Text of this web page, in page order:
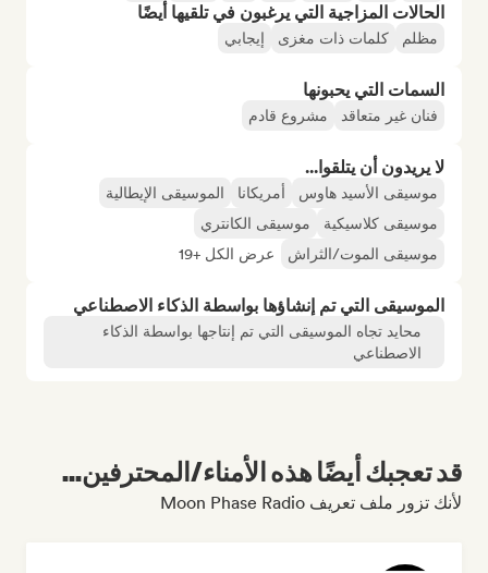
الحالات المزاجية التي يرغبون في تلقيها أيضًا
مظلم كلمات ذات مغزى إيجابي
السمات التي يحبونها
فنان غير متعاقد مشروع قادم
لا يريدون أن يتلقوا...
موسيقى الأسيد هاوس أمريكانا
الموسيقى الإيطالية
موسيقى كلاسيكية
موسيقى الكانتري
موسيقى الموت/الثراش
عرض الكل +19
الموسيقى التي تم إنشاؤها بواسطة الذكاء الاصطناعي
محايد تجاه الموسيقى التي تم إنتاجها بواسطة الذكاء
الاصطناعي
قد تعجبك أيضًا هذه الأمناء/المحترفين...
لأنك تزور ملف تعريف Moon Phase Radio